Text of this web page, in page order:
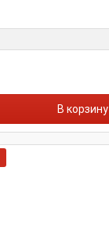
В корзину